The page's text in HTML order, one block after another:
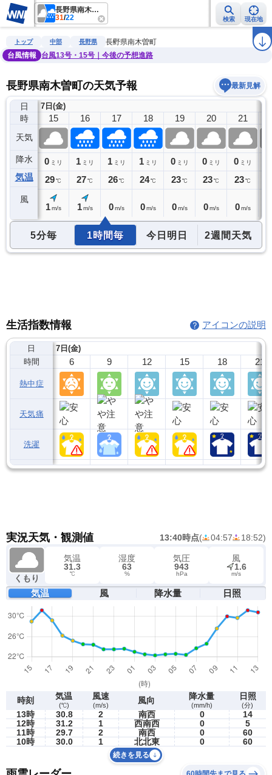
長野県南木曽町
31/22 検索 現在地
雨雲レーダー 台風情報 地震情報 ラ
トップ 中部 長野県
長野県南木曽町
台風情報
台風13号・15号｜今後の予想進路
長野県南木曽町の天気予報 最新見解
日
時
天気
降水
気温
風
7日(金)
14
0ミリ
30℃
15
0 ミリ
29℃
1 m/s
16
1 ミリ
27℃
1 m/s
17
1 ミリ
26℃
0 m/s
18
1 ミリ
24℃
0 m/s
19
0 ミリ
23℃
0 m/s
20
0 ミリ
23℃
0 m/s
21
0 ミリ
23℃
0 m/s
5分毎 1時間毎 今日明日 2週間天気
生活指数情報 アイコンの説明
日
時間
熱中症
天気痛
洗濯
7日(金)
6 9 12 15 18 21
実況天気・観測値 13:40時点( 04:57 18:52)
くもり
気温
31.3
℃
湿度
63
%
気圧
943
hPa
風
1.6
m/s
気温 風 降水量 日照
時刻 気温
(℃)
風速
(m/s) 風向 降水量
(mm/h)
日照
(分)
13時 30.8 2 南西 0
14
12時
31.2 1 西南西 0
5
11時
29.7 2 南西 0
60
10時
30.0 1 北北東 0 60
続きを見る